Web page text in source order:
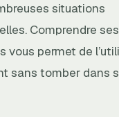
situations
Comprendre ses
vous permet de
sans tomber dans